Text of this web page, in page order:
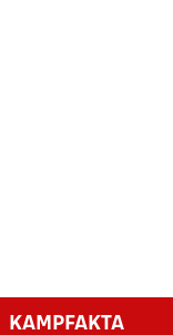
KAMPFAKTA